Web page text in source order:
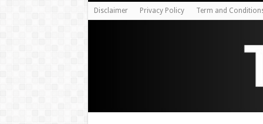
Disclaimer Privacy Policy Term and